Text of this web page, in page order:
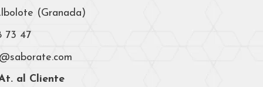
(Granada)
73 47
al Cliente